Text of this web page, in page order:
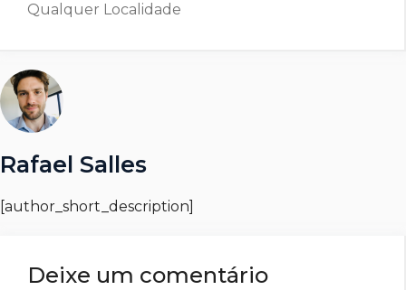
Qualquer Localidade
Rafael Salles
[author_short_description]
Deixe um comentário